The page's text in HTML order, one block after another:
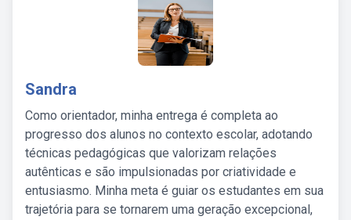
Sandra
Como orientador, minha entrega é completa ao
progresso dos alunos no contexto escolar, adotando
técnicas pedagógicas que valorizam relações
autênticas e são impulsionadas por criatividade e
entusiasmo. Minha meta é guiar os estudantes em sua
trajetória para se tornarem uma geração excepcional,